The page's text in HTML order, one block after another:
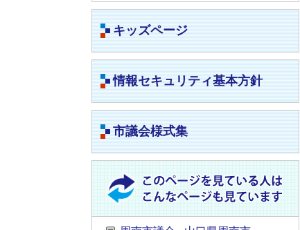
キッズページ
情報セキュリティ基本方針
市議会様式集